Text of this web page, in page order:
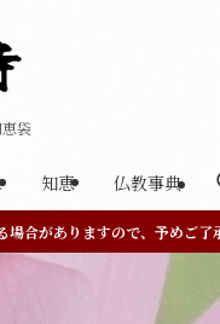
袋
知恵 仏教事典
合がありますので、予めご了